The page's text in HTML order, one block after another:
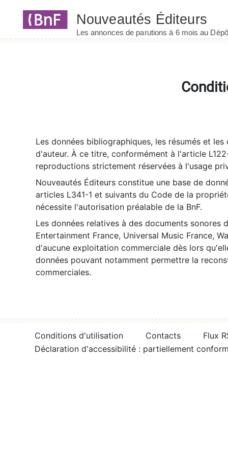
Les données bibliographiques, les résumés et
d'auteur. À ce titre, conformément à l'article
reproductions strictement réservées à l'usage
Nouveautés Éditeurs constitue une base de
articles L341-1 et suivants du Code de la
nécessite l'autorisation préalable de la BnF.
Les données relatives à des documents sonores
Entertainment France, Universal Music France,
d'aucune exploitation commerciale dès lors
données pouvant notamment permettre la
commerciales.
Conditions d'utilisation Contacts
Flux
Déclaration d'accessibilité : partiellement